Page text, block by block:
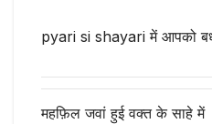
pyari si shayari में आपको
महफ़िल जवां हुई वक्त के साहे में